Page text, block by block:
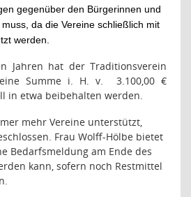
gegenüber den Bürgerinnen und
da die Vereine schließlich mit
werden.
Jahren hat der Traditionsverein
Summe i. H. v.
3.100,00 €
in etwa beibehalten werden.
mehr Vereine unterstützt,
Frau Wolff-Hölbe bietet
Bedarfsmeldung am Ende des
kann, sofern noch Restmittel